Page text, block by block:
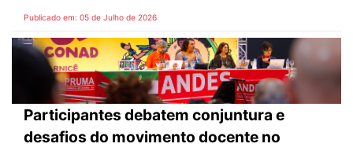
Publicado em: 05 de Julho de 2026
Participantes debatem conjuntura e
desafios do movimento docente no